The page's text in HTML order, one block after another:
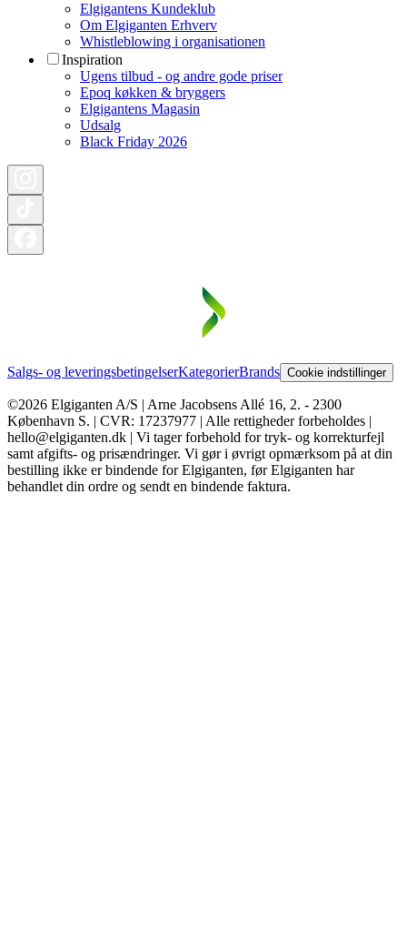
Elgigantens Kundeklub
Om Elgiganten Erhverv
Whistleblowing i organisationen
Inspiration
Ugens tilbud - og andre gode priser
Epoq køkken & bryggers
Elgigantens Magasin
Udsalg
Black Friday 2026
Salgs- og leveringsbetingelserKategorierBrands Cookie indstillinger
©2026 Elgiganten A/S | Arne Jacobsens Allé 16, 2. - 2300
København S. | CVR: 17237977 | Alle rettigheder forbeholdes |
hello@elgiganten.dk | Vi tager forbehold for tryk- og korrekturfejl
samt afgifts- og prisændringer. Vi gør i øvrigt opmærksom på at din
bestilling ikke er bindende for Elgiganten, før Elgiganten har
behandlet din ordre og sendt en bindende faktura.